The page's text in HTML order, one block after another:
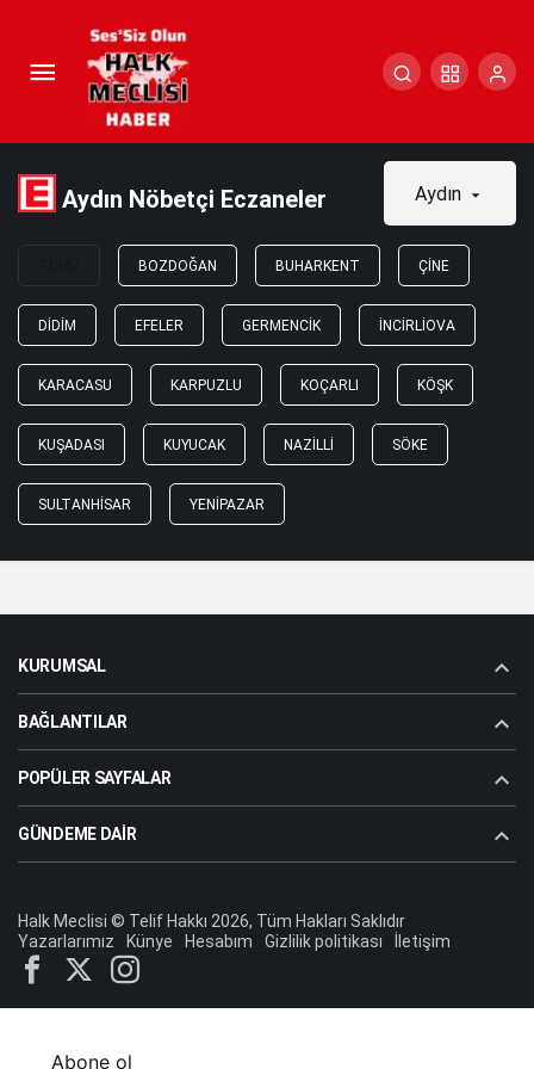
Aydın Nöbetçi Eczaneler Aydın
BOZDOĞAN BUHARKENT ÇINE
DIDIM EFELER GERMENCIK İNCIRLIOVA
KARACASU KARPUZLU KOÇARLI KÖŞK
KUŞADASI KUYUCAK NAZILLI SÖKE
SULTANHISAR YENIPAZAR
KURUMSAL
BAĞLANTILAR
POPÜLER SAYFALAR
GÜNDEME DAIR
Halk Meclisi © Telif Hakkı 2026, Tüm Hakları Saklıdır
Yazarlarımız
Künye Hesabım Gizlilik politikası İletişim
Abone ol